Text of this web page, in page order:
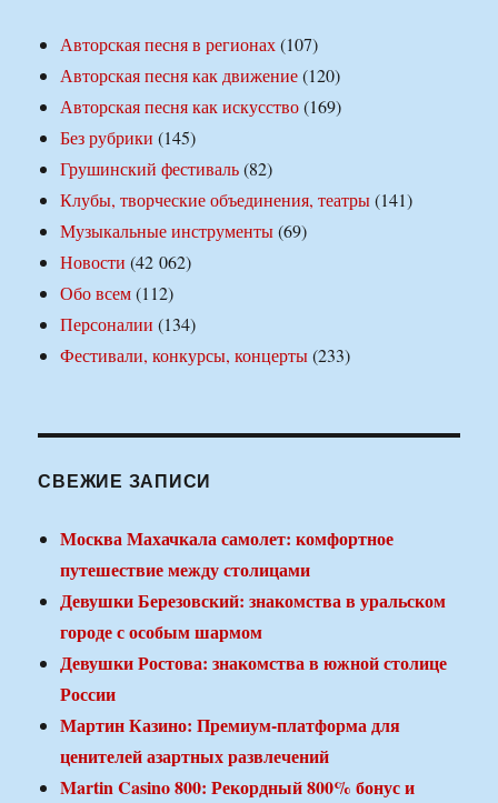
Авторская песня в регионах(107)
Авторская песня как движение(120)
Авторская песня как искусство(169)
Без рубрики (145)
Грушинский фестиваль(82)
Клубы, творческие объединения, театры(141)
Музыкальные инструменты(69)
Новости (42 062)
Обо всем(112)
Персоналии (134)
Фестивали, конкурсы, концерты(233)
СВЕЖИЕ ЗАПИСИ
Москва Махачкала самолет: комфортное
путешествие между столицами
Девушки Березовский: знакомства в уральском
городе с особым шармом
Девушки Ростова: знакомства в южной столице
России
Мартин Казино: Премиум-платформа для
ценителей азартных развлечений
Martin Casino 800: Рекордный 800% бонус и